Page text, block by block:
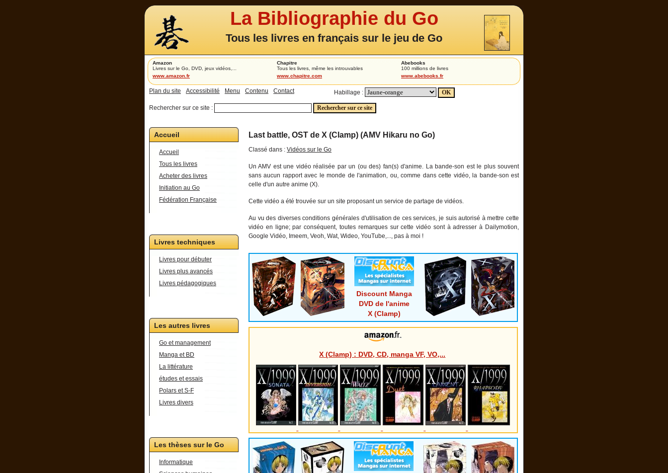
La Bibliographie du Go
Tous les livres en français sur le jeu de Go
Amazon
Livres sur le Go, DVD, jeux vidéos,...
www.amazon.fr
Chapitre
Tous les livres, même les introuvables
www.chapitre.com
Abebooks
100 millions de livres
www.abebooks.fr
Plan du site Accessibilité Menu Contenu Contact Habillage :
Rechercher sur ce site :
Accueil
Accueil
Tous les livres
Acheter des livres
Initiation au Go
Fédération Française
Livres techniques
Livres pour débuter
Livres plus avancés
Livres pédagogiques
Les autres livres
Go et management
Manga et BD
La littérature
études et essais
Polars et S-F
Livres divers
Les thèses sur le Go
Informatique
Last battle, OST de X (Clamp) (AMV Hikaru no Go)
Classé dans : Vidéos sur le Go
Un AMV est une vidéo réalisée par un (ou des) fan(s) d'anime. La bande-son est le plus souvent
sans aucun rapport avec le monde de l'animation, ou, comme dans cette vidéo, la bande-son est
celle d'un autre anime (X).
Cette vidéo a été trouvée sur un site proposant un service de partage de vidéos.
Au vu des diverses conditions générales d'utilisation de ces services, je suis autorisé à mettre cette
vidéo en ligne; par conséquent, toutes remarques sur cette vidéo sont à adresser à Dailymotion,
Google Vidéo, Imeem, Veoh, Wat, Wideo, YouTube,..., pas à moi !
Discount Manga
DVD de l'anime
X (Clamp)
X (Clamp) : DVD, CD, manga VF, VO,...